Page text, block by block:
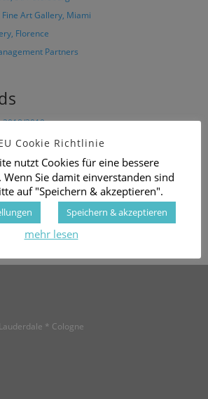
Art Gallery, Miami
Florence
Partners
2018/2019
Art District, Florida/USA
Coast Magazine, Sardinia/Italy
Report (public)
* Cologne
Cookie Richtlinie
nutzt Cookies für eine bessere
Wenn Sie damit einverstanden sind
auf "Speichern & akzeptieren".
Speichern & akzeptieren
mehr lesen